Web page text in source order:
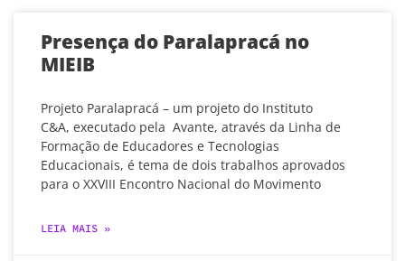
Presença do Paralapracá no
MIEIB
Projeto Paralapracá – um projeto do Instituto
C&A, executado pela Avante, através da Linha de
Formação de Educadores e Tecnologias
Educacionais, é tema de dois trabalhos aprovados
para o XXVIII Encontro Nacional do Movimento
LEIA MAIS »